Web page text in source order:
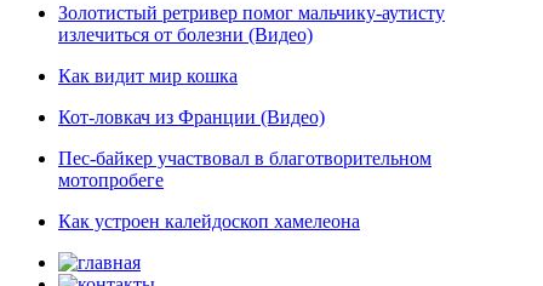
Золотистый ретривер помог мальчику-аутисту
излечиться от болезни (Видео)
Как видит мир кошка
Кот-ловкач из Франции (Видео)
Пес-байкер участвовал в благотворительном
мотопробеге
Как устроен калейдоскоп хамелеона